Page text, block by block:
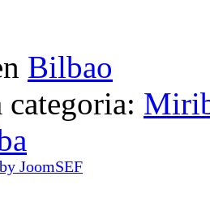
Bilbao
categoria:
JoomSEF